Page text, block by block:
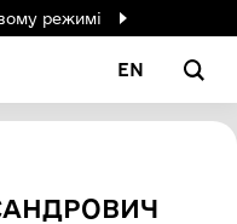
режимі
EN